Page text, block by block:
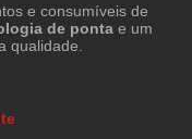
e consumíveis de
de ponta e um
qualidade.